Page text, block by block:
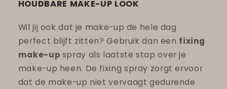
HOUDBARE MAKE-UP LOOK
Wil jij ook dat je make-up de hele dag
perfect blijft zitten? Gebruik dan een fixing
make-up spray als laatste stap over je
make-up heen. De fixing spray zorgt ervoor
dat de make-up niet vervaagt gedurende